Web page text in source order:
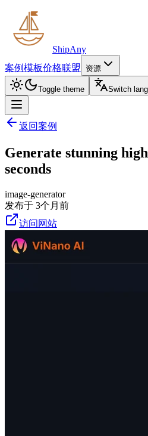
ShipAny
案例模板价格联盟 资源
Toggle theme Switch
返回案例
Generate stunning
seconds
image-generator
发布于 3个月前
访问网站